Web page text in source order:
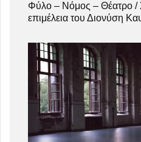
Φύλο – Νόμος – Θέατρο /
επιμέλεια του Διονύση